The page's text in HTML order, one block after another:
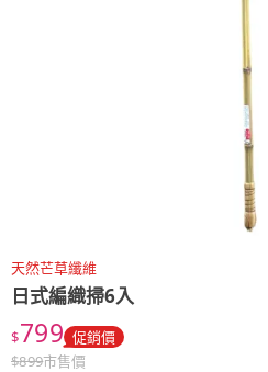
天然芒草纖維
日式編織掃6入
$799 促銷價
$899市售價